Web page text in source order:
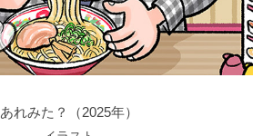
あれみた？（2025年）